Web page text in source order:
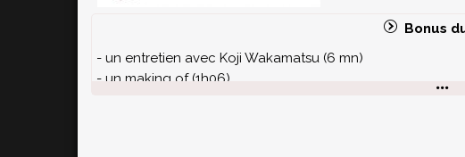
Bonus
- un entretien avec Koji Wakamatsu (6 mn)
- un making of (1h06)